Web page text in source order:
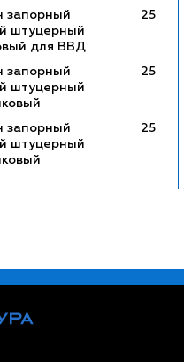
запорный
штуцерный
для ВВД
25
запорный
штуцерный
25
запорный
штуцерный
25